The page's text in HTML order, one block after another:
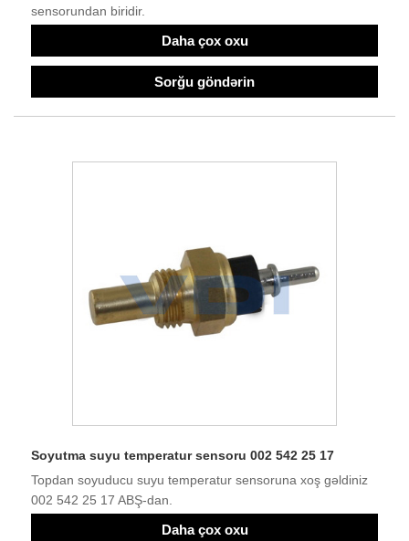
sensorundan biridir.
Daha çox oxu
Sorğu göndərin
Soyutma suyu temperatur sensoru 002 542 25 17
Topdan soyuducu suyu temperatur sensoruna xoş gəldiniz
002 542 25 17 ABŞ-dan.
Daha çox oxu